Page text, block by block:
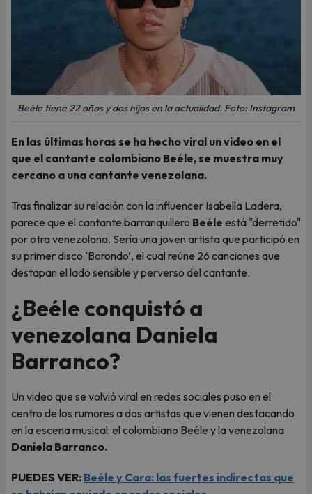
Beéle tiene 22 años y dos hijos en la actualidad. Foto: Instagram
En las últimas horas se ha hecho viral un video en el
que el cantante colombiano Beéle, se muestra muy
cercano a una cantante venezolana.
Tras finalizar su relación con la influencer Isabella Ladera,
parece que el cantante barranquillero Beéle está "derretido"
por otra venezolana. Sería una joven artista que participó en
su primer disco ‘Borondo’, el cual reúne 26 canciones que
destapan el lado sensible y perverso del cantante.
¿Beéle conquistó a
venezolana Daniela
Barranco?
Un video que se volvió viral en redes sociales puso en el
centro de los rumores a dos artistas que vienen destacando
en la escena musical: el colombiano Beéle y la venezolana
Daniela Barranco.
PUEDES VER: Beéle y Cara: las fuertes indirectas que